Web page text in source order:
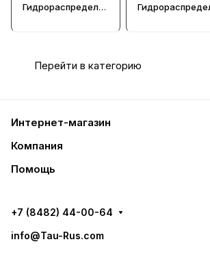
Гидрораспредели
Перейти в категорию
Интернет-магазин
Компания
Помощь
+7 (8482) 44-00-64
info@Tau-Rus.com